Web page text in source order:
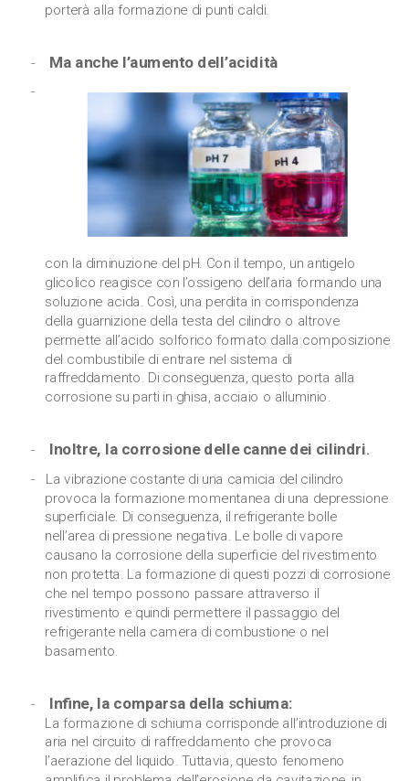
porterà alla formazione di punti caldi.
Ma anche l’aumento dell’acidità
con la diminuzione del pH. Con il tempo, un antigelo
glicolico reagisce con l’ossigeno dell’aria formando una
soluzione acida. Così, una perdita in corrispondenza
della guarnizione della testa del cilindro o altrove
permette all’acido solforico formato dalla composizione
del combustibile di entrare nel sistema di
raffreddamento. Di conseguenza, questo porta alla
corrosione su parti in ghisa, acciaio o alluminio.
Inoltre, la corrosione delle canne dei cilindri.
La vibrazione costante di una camicia del cilindro
provoca la formazione momentanea di una depressione
superficiale. Di conseguenza, il refrigerante bolle
nell’area di pressione negativa. Le bolle di vapore
causano la corrosione della superficie del rivestimento
non protetta. La formazione di questi pozzi di corrosione
che nel tempo possono passare attraverso il
rivestimento e quindi permettere il passaggio del
refrigerante nella camera di combustione o nel
basamento.
Infine, la comparsa della schiuma:
La formazione di schiuma corrisponde all’introduzione di
aria nel circuito di raffreddamento che provoca
l’aerazione del liquido. Tuttavia, questo fenomeno